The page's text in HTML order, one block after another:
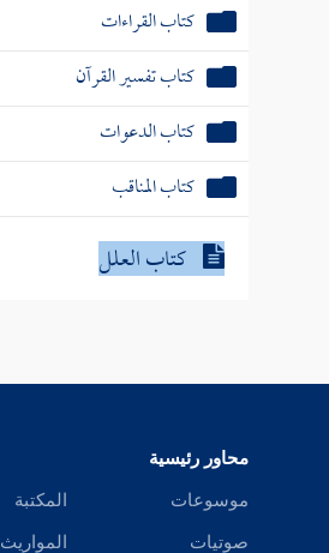
كتاب القراءات
كتاب تفسير القرآن
كتاب الدعوات
كتاب المناقب
كتاب العلل
محاور رئيسية
موسوعات
صوتيات
المكتبة
المواريث